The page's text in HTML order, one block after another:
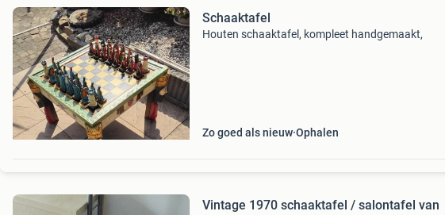
Schaaktafel
Houten schaaktafel, kompleet handgemaakt,
Zo goed als nieuw Ophalen
Vintage 1970 schaaktafel / salontafel van